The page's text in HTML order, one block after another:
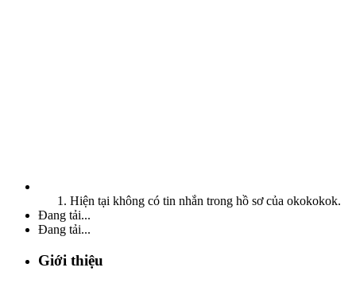
Hiện tại không có tin nhắn trong hồ sơ của okokokok.
Đang tải...
Đang tải...
Giới thiệu